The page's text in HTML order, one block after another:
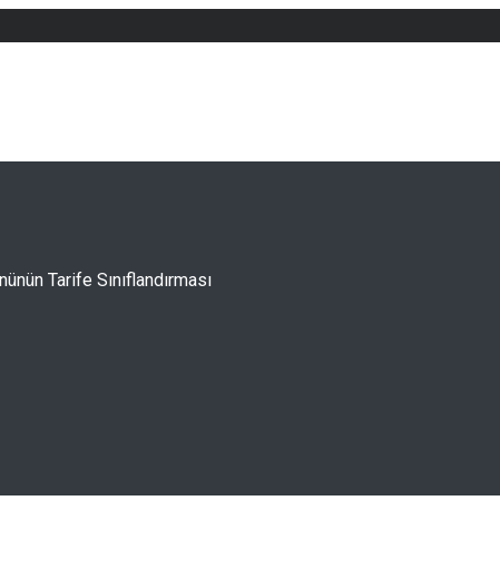
Tarife Sınıflandırması